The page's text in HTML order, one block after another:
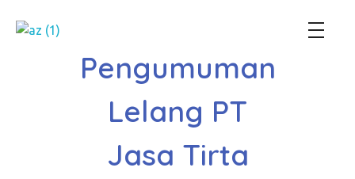
Pengumuman
Lelang PT
Jasa Tirta